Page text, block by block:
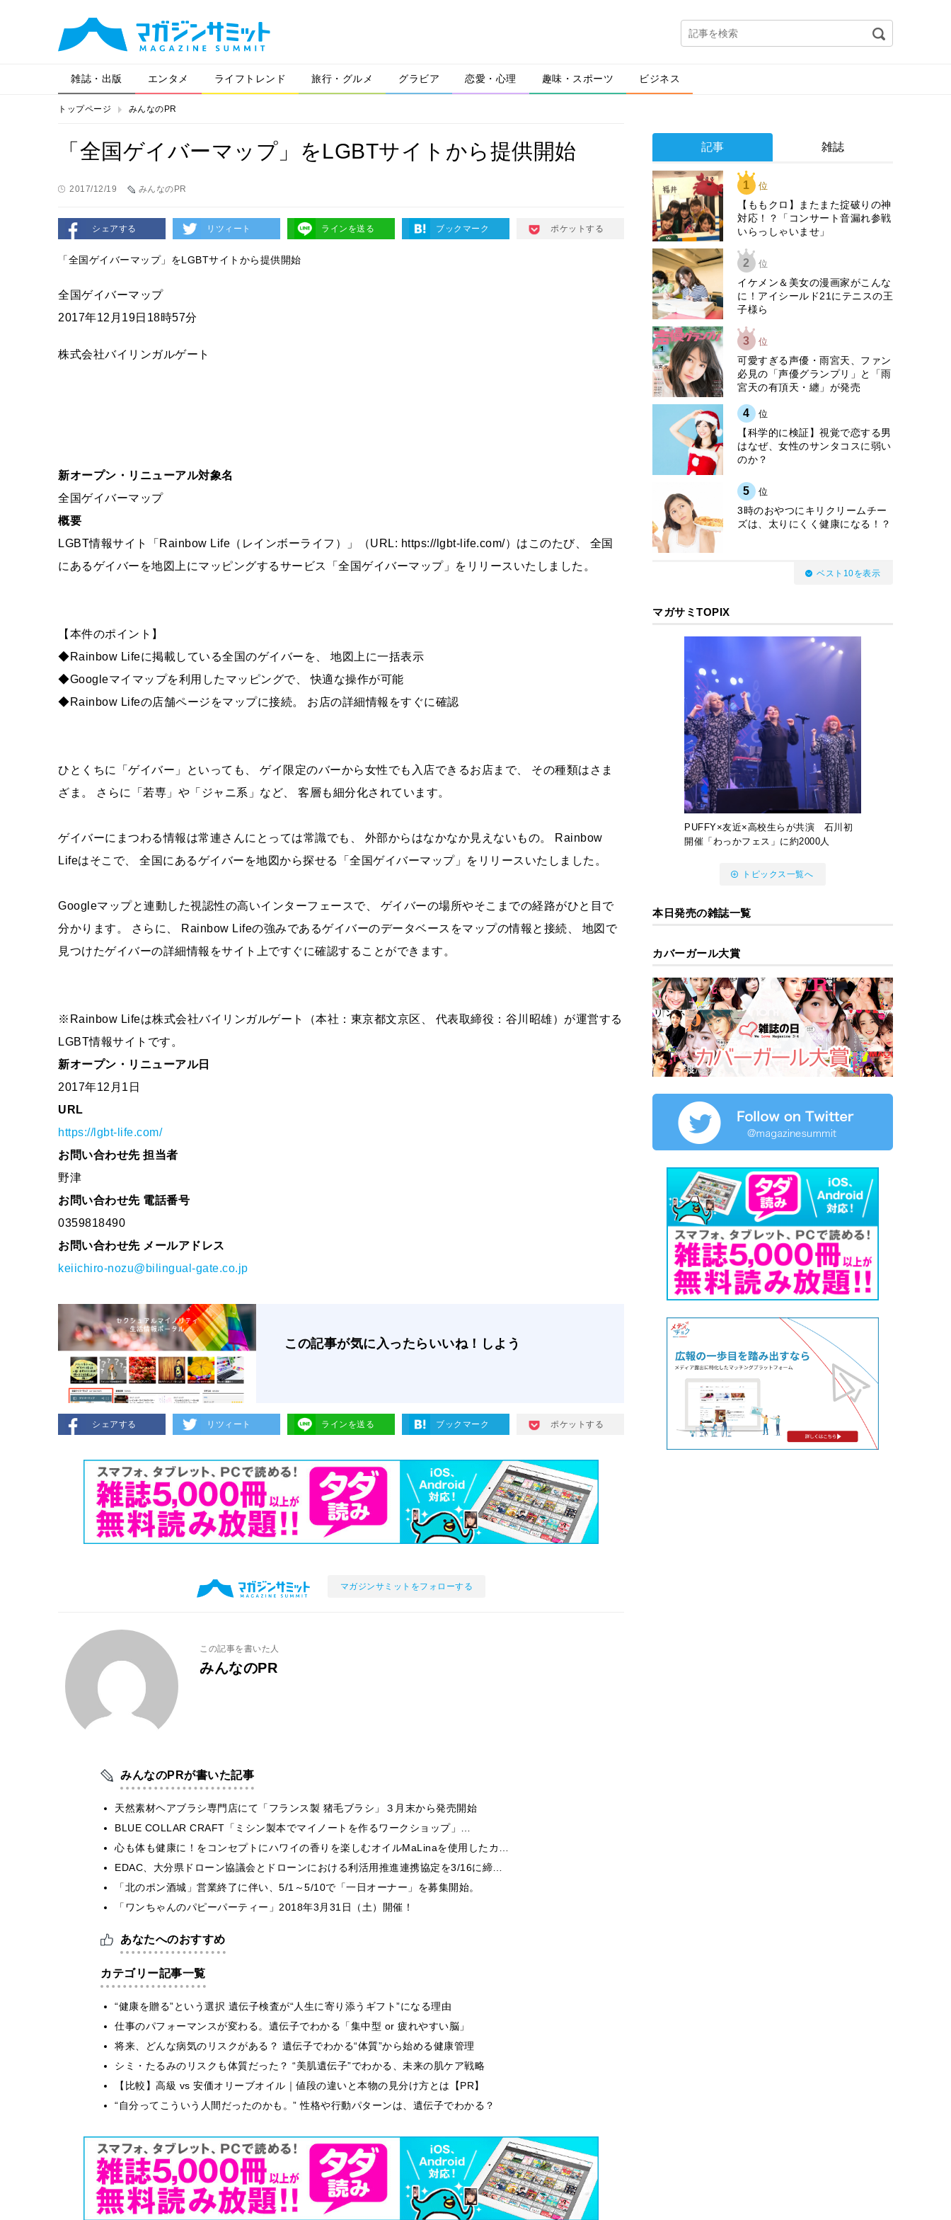
雑誌・出版 エンタメ ライフトレンド 旅行・グルメ グラビア 恋愛・心理 趣味・スポーツ ビジネス
トップページ みんなのPR
「全国ゲイバーマップ」をLGBTサイトから提供開始
2017/12/19 みんなのPR
シェアする リツィート ラインを送る ブックマーク ポケットする
「全国ゲイバーマップ」をLGBTサイトから提供開始
全国ゲイバーマップ
2017年12月19日18時57分
株式会社バイリンガルゲート
新オープン・リニューアル対象名
全国ゲイバーマップ
概要
LGBT情報サイト「Rainbow Life（レインボーライフ）」（URL: https://lgbt-life.com/）はこのたび、 全国
にあるゲイバーを地図上にマッピングするサービス「全国ゲイバーマップ」をリリースいたしました。
【本件のポイント】
◆Rainbow Lifeに掲載している全国のゲイバーを、 地図上に一括表示
◆Googleマイマップを利用したマッピングで、 快適な操作が可能
◆Rainbow Lifeの店舗ページをマップに接続。 お店の詳細情報をすぐに確認
ひとくちに「ゲイバー」といっても、 ゲイ限定のバーから女性でも入店できるお店まで、 その種類はさま
ざま。 さらに「若専」や「ジャニ系」など、 客層も細分化されています。
ゲイバーにまつわる情報は常連さんにとっては常識でも、 外部からはなかなか見えないもの。 Rainbow
Lifeはそこで、 全国にあるゲイバーを地図から探せる「全国ゲイバーマップ」をリリースいたしました。
Googleマップと連動した視認性の高いインターフェースで、 ゲイバーの場所やそこまでの経路がひと目で
分かります。 さらに、 Rainbow Lifeの強みであるゲイバーのデータベースをマップの情報と接続、 地図で
見つけたゲイバーの詳細情報をサイト上ですぐに確認することができます。
※Rainbow Lifeは株式会社バイリンガルゲート（本社：東京都文京区、 代表取締役：谷川昭雄）が運営する
LGBT情報サイトです。
新オープン・リニューアル日
2017年12月1日
URL
https://lgbt-life.com/
お問い合わせ先 担当者
野津
お問い合わせ先 電話番号
0359818490
お問い合わせ先 メールアドレス
keiichiro-nozu@bilingual-gate.co.jp
この記事が気に入ったらいいね！しよう
シェアする リツィート ラインを送る ブックマーク ポケットする
マガジンサミットをフォローする
この記事を書いた人
みんなのPR
みんなのPRが書いた記事
天然素材ヘアブラシ専門店にて「フランス製 猪毛ブラシ」３月末から発売開始
BLUE COLLAR CRAFT「ミシン製本でマイノートを作るワークショップ」…
心も体も健康に！をコンセプトにハワイの香りを楽しむオイルMaLinaを使用したカ…
EDAC、大分県ドローン協議会とドローンにおける利活用推進連携協定を3/16に締…
「北のポン酒城」営業終了に伴い、5/1～5/10で「一日オーナー」を募集開始。
「ワンちゃんのパピーパーティー」2018年3月31日（土）開催！
あなたへのおすすめ
カテゴリー記事一覧
“健康を贈る”という選択 遺伝子検査が“人生に寄り添うギフト”になる理由
仕事のパフォーマンスが変わる。遺伝子でわかる「集中型 or 疲れやすい脳」
将来、どんな病気のリスクがある？ 遺伝子でわかる“体質”から始める健康管理
シミ・たるみのリスクも体質だった？ “美肌遺伝子”でわかる、未来の肌ケア戦略
【比較】高級 vs 安価オリーブオイル｜値段の違いと本物の見分け方とは【PR】
“自分ってこういう人間だったのかも。” 性格や行動パターンは、遺伝子でわかる？
記事 雑誌
1 位
【ももクロ】またまた掟破りの神
対応！？「コンサート音漏れ参戦
いらっしゃいませ」
2 位
イケメン＆美女の漫画家がこんな
に！アイシールド21にテニスの王
子様ら
3 位
可愛すぎる声優・雨宮天、ファン
必見の「声優グランプリ」と「雨
宮天の有頂天・纏」が発売
4 位
【科学的に検証】視覚で恋する男
はなぜ、女性のサンタコスに弱い
のか？
5 位
3時のおやつにキリクリームチー
ズは、太りにくく健康になる！？
ベスト10を表示
マガサミTOPIX
PUFFY×友近×高校生らが共演 石川初
開催「わっかフェス」に約2000人
トピックス一覧へ
本日発売の雑誌一覧
カバーガール大賞